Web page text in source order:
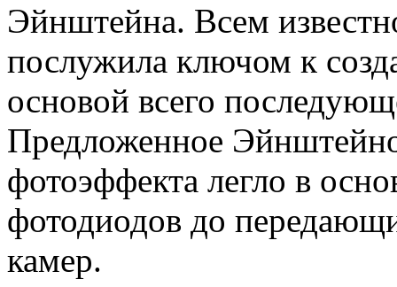
Эйнштейна. Всем
послужила ключом к
основой всего
Предложенное
фотоэффекта легло в
фотодиодов до
камер.